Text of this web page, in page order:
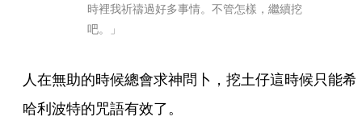
時裡我祈禱過好多事情。不管怎樣，繼續挖
吧。」
人在無助的時候總會求神問卜，挖土仔這時候只能希
哈利波特的咒語有效了。